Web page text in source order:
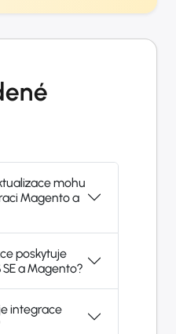
mohu
Magento a
poskytuje
a Magento?
integrace